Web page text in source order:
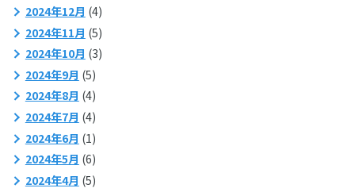
2024年12月 (4)
2024年11月 (5)
2024年10月 (3)
2024年9月 (5)
2024年8月 (4)
2024年7月 (4)
2024年6月 (1)
2024年5月 (6)
2024年4月 (5)